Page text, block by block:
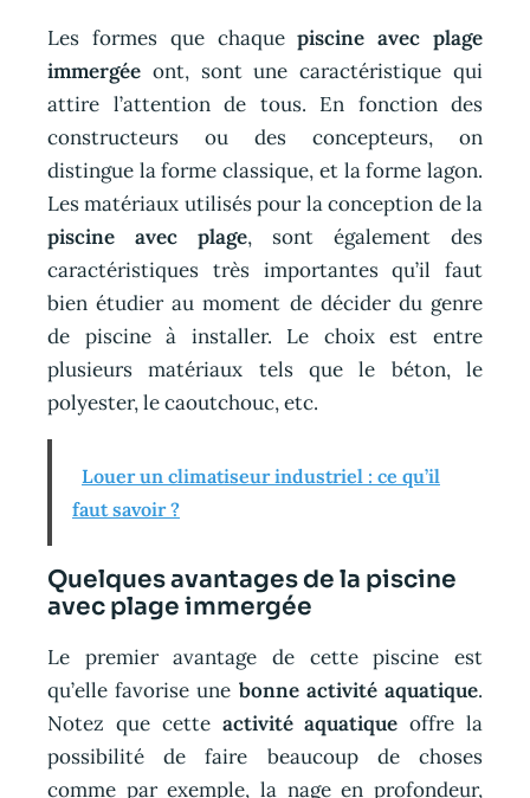
Les formes que chaquepiscine avec plage
immergée ont, sont une caractéristique qui
attire l’attention de tous. En fonction des
constructeurs ou des concepteurs, on
distingue la forme classique, et la forme lagon.
Les matériaux utilisés pour la conception de la
piscine avec plage, sont également des
caractéristiques très importantes qu’il faut
bien étudier au moment de décider du genre
de piscine à installer. Le choix est entre
plusieurs matériaux tels que le béton, le
polyester, le caoutchouc, etc.
Louer un climatiseur industriel : ce qu’il
faut savoir ?
Quelques avantages de la piscine
avec plage immergée
Le premier avantage de cette piscine est
qu’elle favorise une bonne activité aquatique.
Notez que cette activité aquatique offre la
possibilité de faire beaucoup de choses
comme par exemple, la nage en profondeur,